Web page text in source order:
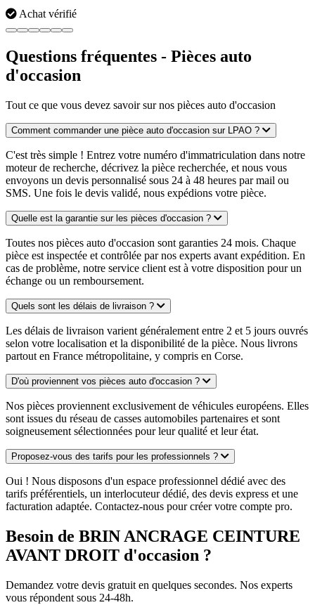
Achat vérifié
Questions fréquentes - Pièces auto
d'occasion
Tout ce que vous devez savoir sur nos pièces auto d'occasion
Comment commander une pièce auto d'occasion sur LPAO ?
C'est très simple ! Entrez votre numéro d'immatriculation dans notre
moteur de recherche, décrivez la pièce recherchée, et nous vous
envoyons un devis personnalisé sous 24 à 48 heures par mail ou
SMS. Une fois le devis validé, nous expédions votre pièce.
Quelle est la garantie sur les pièces d'occasion ?
Toutes nos pièces auto d'occasion sont garanties 24 mois. Chaque
pièce est inspectée et contrôlée par nos experts avant expédition. En
cas de problème, notre service client est à votre disposition pour un
échange ou un remboursement.
Quels sont les délais de livraison ?
Les délais de livraison varient généralement entre 2 et 5 jours ouvrés
selon votre localisation et la disponibilité de la pièce. Nous livrons
partout en France métropolitaine, y compris en Corse.
D'où proviennent vos pièces auto d'occasion ?
Nos pièces proviennent exclusivement de véhicules européens. Elles
sont issues du réseau de casses automobiles partenaires et sont
soigneusement sélectionnées pour leur qualité et leur état.
Proposez-vous des tarifs pour les professionnels ?
Oui ! Nous disposons d'un espace professionnel dédié avec des
tarifs préférentiels, un interlocuteur dédié, des devis express et une
facturation adaptée. Contactez-nous pour créer votre compte pro.
Besoin de BRIN ANCRAGE CEINTURE
AVANT DROIT d'occasion ?
Demandez votre devis gratuit en quelques secondes. Nos experts
vous répondent sous 24-48h.